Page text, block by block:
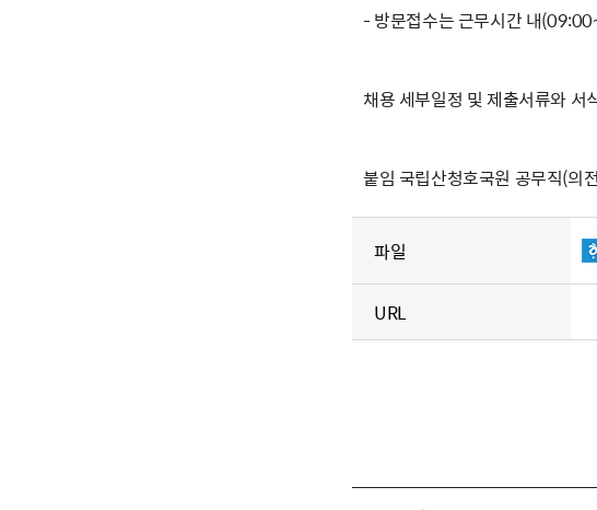
- 방문접수는 근무시간 내
채용 세부일정 및 제출서류와 서
붙임 국립산청호국원 공무직(의
파일
URL